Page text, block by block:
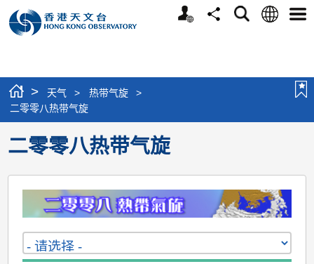
个
分
搜
语
选
> 天气 > 热带气旋
>
二零零八热带气旋
二零零八热带气旋